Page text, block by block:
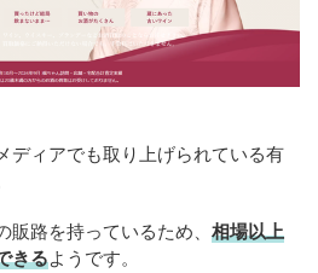
ディアでも取り上げられている有
路を持っているため、 相場以上
きるようです。